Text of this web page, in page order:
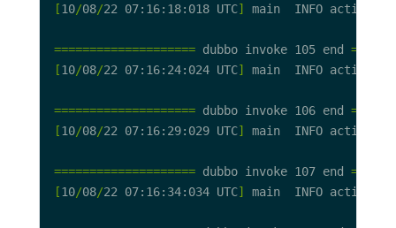
[10/08/22 07:16:18:018 UTC] main  INFO
==================== dubbo invoke 105 end
[10/08/22 07:16:24:024 UTC] main  INFO
==================== dubbo invoke 106 end
[10/08/22 07:16:29:029 UTC] main  INFO
==================== dubbo invoke 107 end
[10/08/22 07:16:34:034 UTC] main  INFO